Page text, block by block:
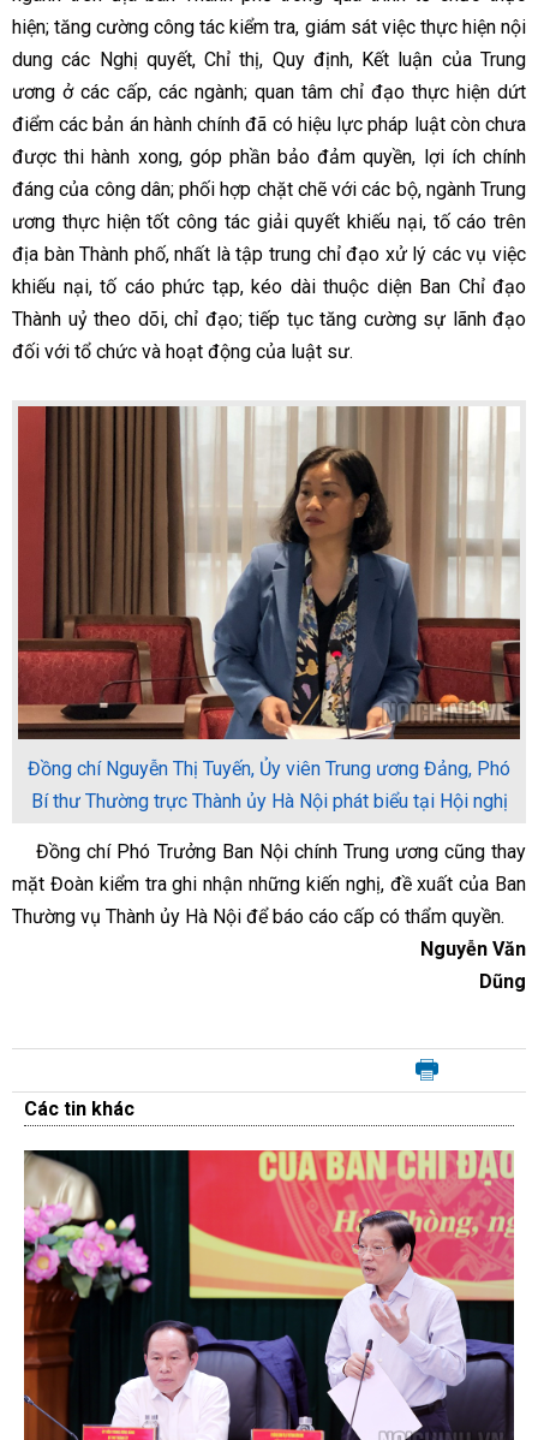
hiện; tăng cường công tác kiểm tra, giám sát việc thực hiện nội
dung các Nghị quyết, Chỉ thị, Quy định, Kết luận của Trung
ương ở các cấp, các ngành; quan tâm chỉ đạo thực hiện dứt
điểm các bản án hành chính đã có hiệu lực pháp luật còn chưa
được thi hành xong, góp phần bảo đảm quyền, lợi ích chính
đáng của công dân; phối hợp chặt chẽ với các bộ, ngành Trung
ương thực hiện tốt công tác giải quyết khiếu nại, tố cáo trên
địa bàn Thành phố, nhất là tập trung chỉ đạo xử lý các vụ việc
khiếu nại, tố cáo phức tạp, kéo dài thuộc diện Ban Chỉ đạo
Thành uỷ theo dõi, chỉ đạo; tiếp tục tăng cường sự lãnh đạo
đối với tổ chức và hoạt động của luật sư.
Đồng chí Nguyễn Thị Tuyến, Ủy viên Trung ương Đảng, Phó
Bí thư Thường trực Thành ủy Hà Nội phát biểu tại Hội nghị
Đồng chí Phó Trưởng Ban Nội chính Trung ương cũng thay
mặt Đoàn kiểm tra ghi nhận những kiến nghị, đề xuất của Ban
Thường vụ Thành ủy Hà Nội để báo cáo cấp có thẩm quyền.
Nguyễn Văn
Dũng
Các tin khác